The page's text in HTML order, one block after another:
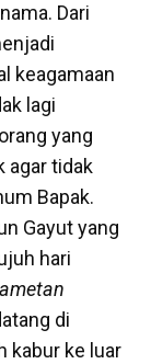
Dari
keagamaan
lagi
yang
agar tidak
Bapak.
Gayut yang
hari
di
kabur ke luar